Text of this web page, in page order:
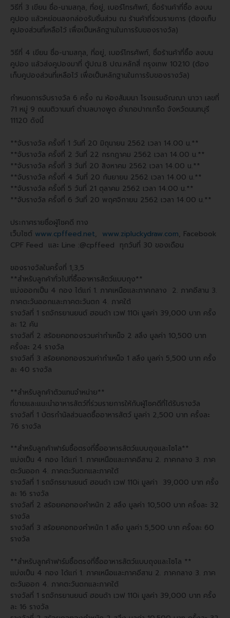
วิธีที่ 3 เขียน ชื่อ-นามสกุล, ที่อยู่, เบอร์โทรศัพท์, ชื่อร้านค้าที่ซื้อ ลงบน
คูปอง แล้วหย่อนลงกล่องรับชิ้นส่วน ณ ร้านค้าที่ร่วมรายการ (ต้องเก็บ
คูปองส่วนที่เหลือไว้ เพื่อเป็นหลักฐานในการรับของรางวัล)
วิธีที่ 4 เขียน ชื่อ-นามสกุล, ที่อยู่, เบอร์โทรศัพท์, ชื่อร้านค้าที่ซื้อ ลงบน
คูปอง แล้วส่งคูปองมาที่ ตู้ปณ.8 ปณ.หลักสี่ กรุงเทพ 10210 (ต้อง
เก็บคูปองส่วนที่เหลือไว้ เพื่อเป็นหลักฐานในการรับของรางวัล)
กำหนดการจับรางวัล 6 ครั้ง ณ ห้องสัมมนา โรงแรมอัณณา นาวา เลขที่
71 หมู่ 9 ถนนติวานนท์ ตำบลบางพูด อำเภอปากเกร็ด จังหวัดนนทบุรี
11120 ดังนี้
**จับรางวัล ครั้งที่ 1 วันที่ 20 มิถุนายน 2562 เวลา 14.00 น.**
**จับรางวัล ครั้งที่ 2 วันที่ 22 กรกฎาคม 2562 เวลา 14.00 น.**
**จับรางวัล ครั้งที่ 3 วันที่ 20 สิงหาคม 2562 เวลา 14.00 น.**
**จับรางวัล ครั้งที่ 4 วันที่ 20 กันยายน 2562 เวลา 14.00 น.**
**จับรางวัล ครั้งที่ 5 วันที่ 21 ตุลาคม 2562 เวลา 14.00 น.**
**จับรางวัล ครั้งที่ 6 วันที่ 20 พฤศจิกายน 2562 เวลา 14.00 น.**
ประกาศรายชื่อผู้โชคดี ทาง
เว็บไซต์ www.cpffeed.net, www.zipluckydraw.com, Facebook
CPF Feed และ Line :@cpffeed ทุกวันที่ 30 ของเดือน
ของรางวัลในครั้งที่ 1,3,5
**สำหรับลูกค้าทั่วไปที่ซื้ออาหารสัตว์แบบถุง**
แบ่งออกเป็น 4 กอง ได้แก่ 1. ภาคเหนือและภาคกลาง 2. ภาคอีสาน 3.
ภาคตะวันออกและภาคตะวันตก 4. ภาคใต้
รางวัลที่ 1 รถจักรยานยนต์ ฮอนด้า เวฟ 110i มูลค่า 39,000 บาท ครั้ง
ละ 12 คัน
รางวัลที่ 2 สร้อยคอทองรวมค่ากำเหน็จ 2 สลึง มูลค่า 10,500 บาท
ครั้งละ 24 รางวัล
รางวัลที่ 3 สร้อยคอทองรวมค่ากำเหน็จ 1 สลึง มูลค่า 5,500 บาท ครั้ง
ละ 40 รางวัล
**สำหรับลูกค้าตัวแทนจำหน่าย**
ที่ขายและแนะนำอาหารสัตว์ที่ร่วมรายการให้กับผู้โชคดีที่ได้รับรางวัล
รางวัลที่ 1 บัตรกำนัลส่วนลดซื้ออาหารสัตว์ มูลค่า 2,500 บาท ครั้งละ
76 รางวัล
**สำหรับลูกค้าฟาร์มซื้อตรงที่ซื้ออาหารสัตว์แบบถุงและไซโล**
แบ่งเป็น 4 กอง ได้แก่ 1. ภาคเหนือและภาคอีสาน 2. ภาคกลาง 3. ภาค
ตะวันออก 4. ภาคตะวันตกและภาคใต้
รางวัลที่ 1 รถจักรยานยนต์ ฮอนด้า เวฟ 110i มูลค่า 39,000 บาท ครั้ง
ละ 16 รางวัล
รางวัลที่ 2 สร้อยคอทองคำหนัก 2 สลึง มูลค่า 10,500 บาท ครั้งละ 32
รางวัล
รางวัลที่ 3 สร้อยคอทองคำหนัก 1 สลึง มูลค่า 5,500 บาท ครั้งละ 60
รางวัล
**สำหรับลูกค้าฟาร์มซื้อตรงที่ซื้ออาหารสัตว์แบบถุงและไซโล **
แบ่งเป็น 4 กอง ได้แก่ 1. ภาคเหนือและภาคอีสาน 2. ภาคกลาง 3. ภาค
ตะวันออก 4. ภาคตะวันตกและภาคใต้
รางวัลที่ 1 รถจักรยานยนต์ ฮอนด้า เวฟ 110i มูลค่า 39,000 บาท ครั้ง
ละ 16 รางวัล